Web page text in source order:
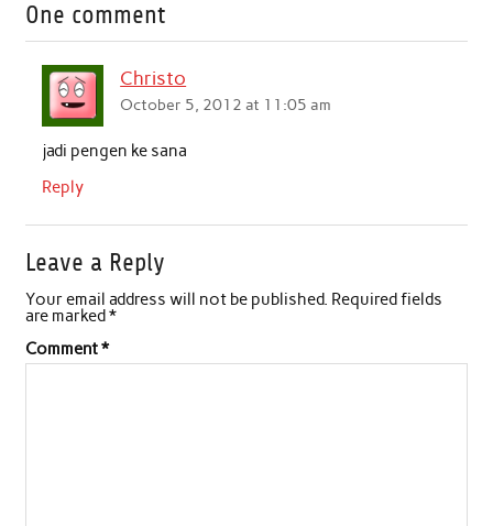
e
o
o
k
t
t
A
p
One comment
Christo
October 5, 2012 at 11:05 am
jadi pengen ke sana
Reply
Leave a Reply
Your email address will not be published. Required fields
are marked*
Comment*